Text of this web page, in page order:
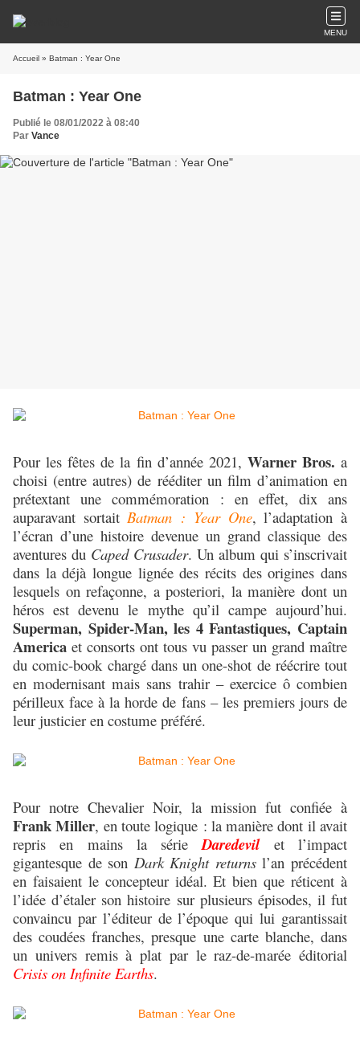
MENU
Accueil » Batman : Year One
Batman : Year One
Publié le 08/01/2022 à 08:40
Par Vance
Pour les fêtes de la fin d’année 2021, Warner Bros. a
choisi (entre autres) de rééditer un film d’animation en
prétextant une commémoration : en effet, dix ans
auparavant sortaitBatman : Year One, l’adaptation à
l’écran d’une histoire devenue un grand classique des
aventures du Caped Crusader. Un album qui s’inscrivait
dans la déjà longue lignée des récits des origines dans
lesquels on refaçonne, a posteriori, la manière dont un
héros est devenu le mythe qu’il campe aujourd’hui.
Superman, Spider-Man, les 4 Fantastiques, Captain
America et consorts ont tous vu passer un grand maître
du comic-book chargé dans un one-shot de réécrire tout
en modernisant mais sans trahir – exercice ô combien
périlleux face à la horde de fans – les premiers jours de
leur justicier en costume préféré.
Pour notre Chevalier Noir, la mission fut confiée à
Frank Miller, en toute logique : la manière dont il avait
repris en mains la sérieDaredevil et l’impact
gigantesque de son Dark Knight returnsl’an précédent
en faisaient le concepteur idéal. Et bien que réticent à
l’idée d’étaler son histoire sur plusieurs épisodes, il fut
convaincu par l’éditeur de l’époque qui lui garantissait
des coudées franches, presque une carte blanche, dans
un univers remis à plat par le raz-de-marée éditorial
Crisis on Infinite Earths.